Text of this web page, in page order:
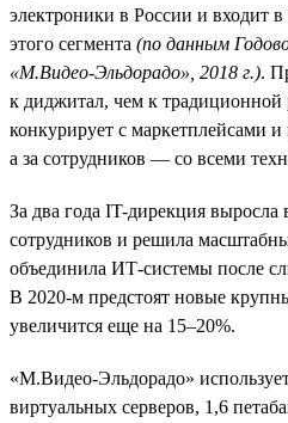
электроники в России и входит
этого сегмента (по данным
«М.Видео-Эльдорадо», 2018 г.).
к диджитал, чем к традиционной
конкурирует с маркетплейсами
а за сотрудников — со всеми
За два года IT-дирекция выросла
сотрудников и решила
объединила ИТ-системы после
В 2020-м предстоят новые
увеличится еще на 15–20%.
«М.Видео-Эльдорадо»
виртуальных серверов, 1,6